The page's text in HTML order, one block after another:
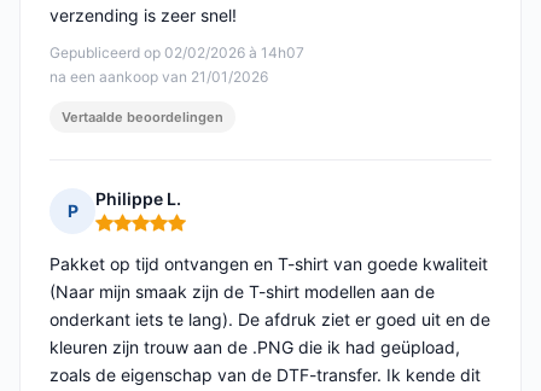
Gepubliceerd op 02/02/2026 à 14h07
na een aankoop van 21/01/2026
verzending is zeer snel!
Vertaalde beoordelingen
P
Philippe L.
Opmerking: 5 van 5
Pakket op tijd ontvangen en T-shirt van goede kwaliteit
(Naar mijn smaak zijn de T-shirt modellen aan de
onderkant iets te lang). De afdruk ziet er goed uit en de
kleuren zijn trouw aan de .PNG die ik had geüpload,
zoals de eigenschap van de DTF-transfer. Ik kende dit